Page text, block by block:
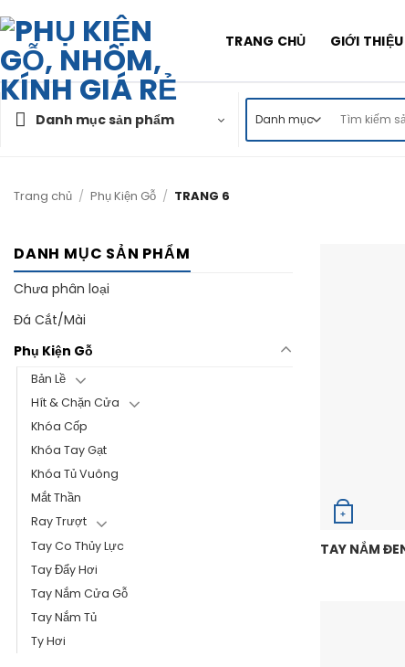
to
content
TRANG CHỦ GIỚI THIỆU
Danh mục sản phẩm
kiếm:
Trang chủ / Phụ Kiện Gỗ / TRANG 6
DANH MỤC SẢN PHẨM
Chưa phân loại
Đá Cắt/Mài
Phụ Kiện Gỗ
Bản Lề
Hít & Chặn Cửa
Khóa Cốp
Khóa Tay Gạt
Khóa Tủ Vuông
Mắt Thần
Ray Trượt
Tay Co Thủy Lực
Tay Đẩy Hơi
Tay Nắm Cửa Gỗ
Tay Nắm Tủ
Ty Hơi
+
TAY NẮM